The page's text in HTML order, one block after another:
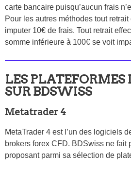
carte bancaire puisqu’aucun frais
Pour les autres méthodes tout
imputer 10€ de frais. Tout retrait
somme inférieure à 100€ se voit
LES PLATEFORMES
SUR BDSWISS
Metatrader 4
MetaTrader 4 est l’un des logiciels
brokers forex CFD. BDSwiss ne fait
proposant parmi sa sélection de